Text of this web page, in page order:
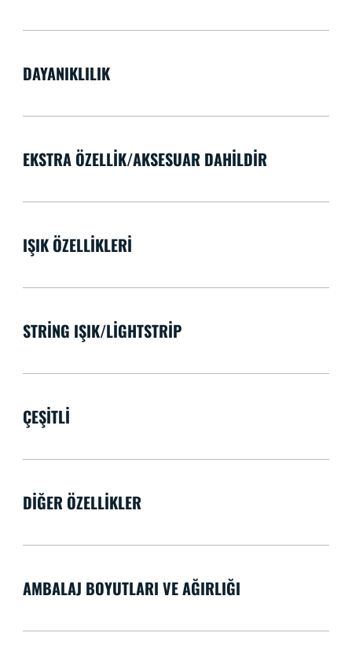
DAYANIKLILIK
EKSTRA ÖZELLIK/AKSESUAR DAHILDIR
IŞIK ÖZELLIKLERI
STRING IŞIK/LIGHTSTRIP
ÇEŞITLI
DIĞER ÖZELLIKLER
AMBALAJ BOYUTLARI VE AĞIRLIĞI